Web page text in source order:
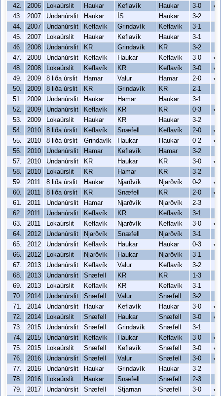
42.
2006 Lokaúrslit Haukar Keflavík Haukar 3-0
✔
43.
2007 Undanúrslit Haukar ÍS Haukar
3-2
44.
2007 Undanúrslit Keflavík Grindavík Keflavík
3-1
45.
2007 Lokaúrslit Haukar Keflavík Haukar
3-1
46.
2008 Undanúrslit KR Grindavík KR
3-2
47.
2008 Undanúrslit Keflavík Haukar Keflavík 3-0
✔
48.
2008 Lokaúrslit Keflavík KR Keflavík 3-0
✔
49.
2009 8 liða úrslit Hamar Valur Hamar 2-0
✔
50.
2009 8 liða úrslit KR Grindavík KR
2-1
51.
2009 Undanúrslit Haukar Hamar Haukar
3-1
52.
2009 Undanúrslit Keflavík KR KR 0-3
✔
53.
2009 Lokaúrslit Haukar KR Haukar
3-2
54.
2010 8 liða úrslit Keflavík Snæfell Keflavík 2-0
✔
55.
2010 8 liða úrslit Grindavík Haukar Haukar 0-2
✔
56.
2010 Undanúrslit Hamar Keflavík Hamar
3-2
57.
2010 Undanúrslit KR Haukar KR 3-0
✔
58.
2010 Lokaúrslit KR Hamar KR
3-2
59.
2011 8 liða úrslit Haukar Njarðvík Njarðvík 0-2
✔
60.
2011 8 liða úrslit KR Snæfell KR 2-0
✔
61.
2011 Undanúrslit Hamar Njarðvík Njarðvík
2-3
62.
2011 Undanúrslit Keflavík KR Keflavík
3-1
63.
2011 Lokaúrslit Keflavík Njarðvík Keflavík 3-0
✔
64.
2012 Undanúrslit Njarðvík Snæfell Njarðvík
3-1
65.
2012 Undanúrslit Keflavík Haukar Haukar 0-3
✔
66.
2012 Lokaúrslit Njarðvík Haukar Njarðvík
3-1
67.
2013 Undanúrslit Keflavík Valur Keflavík
3-2
68.
2013 Undanúrslit Snæfell KR KR
1-3
69.
2013 Lokaúrslit Keflavík KR Keflavík
3-1
70.
2014 Undanúrslit Snæfell Valur Snæfell
3-2
71.
2014 Undanúrslit Haukar Keflavík Haukar 3-0
✔
72.
2014 Lokaúrslit Snæfell Haukar Snæfell 3-0
✔
73.
2015 Undanúrslit Snæfell Grindavík Snæfell
3-1
74.
2015 Undanúrslit Keflavík Haukar Keflavík 3-0
✔
75.
2015 Lokaúrslit Snæfell Keflavík Snæfell 3-0
✔
76.
2016 Undanúrslit Snæfell Valur Snæfell 3-0
✔
77.
2016 Undanúrslit Haukar Grindavík Haukar
3-2
78.
2016 Lokaúrslit Haukar Snæfell Snæfell
2-3
79.
2017 Undanúrslit Snæfell Stjarnan Snæfell 3-0
✔